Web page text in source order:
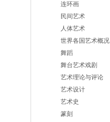
连环画
民间艺术
人体艺术
世界各国艺术概况
舞蹈
舞台艺术戏剧
艺术理论与评论
艺术设计
艺术史
篆刻